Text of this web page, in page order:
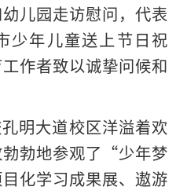
儿园走访慰问，代表
少年儿童送上节日祝
作者致以诚挚问候和
明大道校区洋溢着欢
勃地参观了“少年梦
化学习成果展、遨游